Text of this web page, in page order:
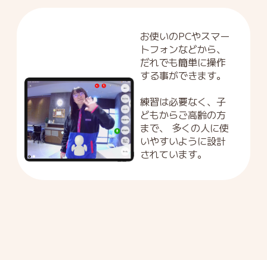
お使いのPCやスマー
トフォンなどから、
だれでも簡単に操作
する事ができます。
練習は必要なく、子
どもからご高齢の方
まで、
多くの人に使
いやすいように設計
されています。